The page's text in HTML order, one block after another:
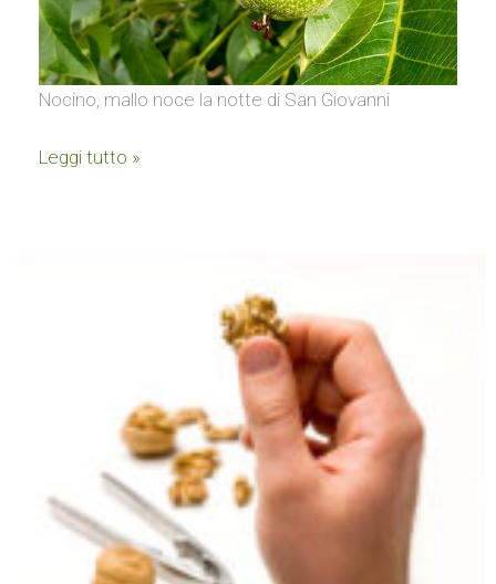
Nocino, mallo noce la notte di San Giovanni
Leggi tutto »